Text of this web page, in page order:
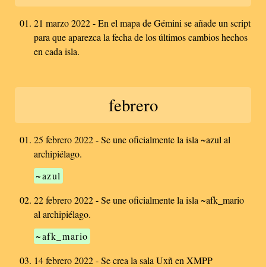
21 marzo 2022 - En el mapa de Gémini se añade un script
para que aparezca la fecha de los últimos cambios hechos
en cada isla.
febrero
25 febrero 2022 - Se une oficialmente la isla ~azul al
archipiélago.
~azul
22 febrero 2022 - Se une oficialmente la isla ~afk_mario
al archipiélago.
~afk_mario
14 febrero 2022 - Se crea la sala Uxñ en XMPP